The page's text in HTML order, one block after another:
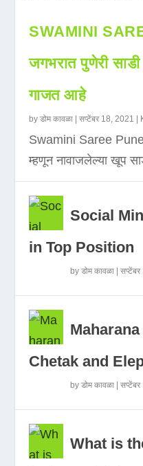
SWAMINI
जगभरात पुणेरी साडी
गाजत आहे
byडोम कावळा |सप्टेंबर 18, 2021
Swamini Saree Pune
म्हणून नावाजलेल्या खूप
Social
in Top Position
byडोम कावळा |
Chetak and
byडोम कावळा |
What is